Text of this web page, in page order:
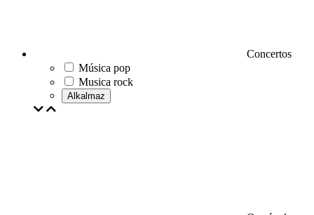
Concertos
Música pop
Musica rock
Alkalmaz